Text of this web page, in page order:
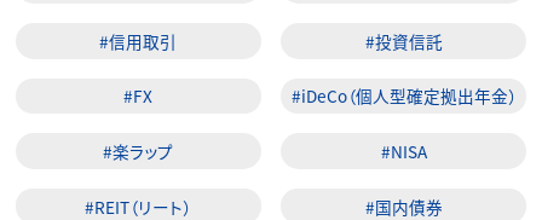
#信用取引 #投資信託
#FX #iDeCo（個人型確定拠出年金）
#楽ラップ #NISA
#REIT（リート） #国内債券